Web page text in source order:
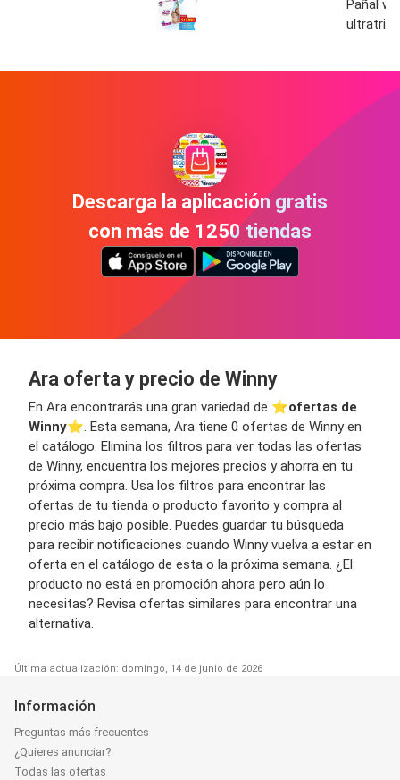
Pañal
ultratrim
Descarga la aplicación gratis
con más de 1250 tiendas
Ara oferta y precio de Winny
En Ara encontrarás una gran variedad de ⭐️ofertas de
Winny⭐️. Esta semana, Ara tiene 0 ofertas de Winny en
el catálogo. Elimina los filtros para ver todas las ofertas
de Winny, encuentra los mejores precios y ahorra en tu
próxima compra. Usa los filtros para encontrar las
ofertas de tu tienda o producto favorito y compra al
precio más bajo posible. Puedes guardar tu búsqueda
para recibir notificaciones cuando Winny vuelva a estar en
oferta en el catálogo de esta o la próxima semana. ¿El
producto no está en promoción ahora pero aún lo
necesitas? Revisa ofertas similares para encontrar una
alternativa.
Última actualización: domingo, 14 de junio de 2026
Información
Preguntas más frecuentes
¿Quieres anunciar?
Todas las ofertas